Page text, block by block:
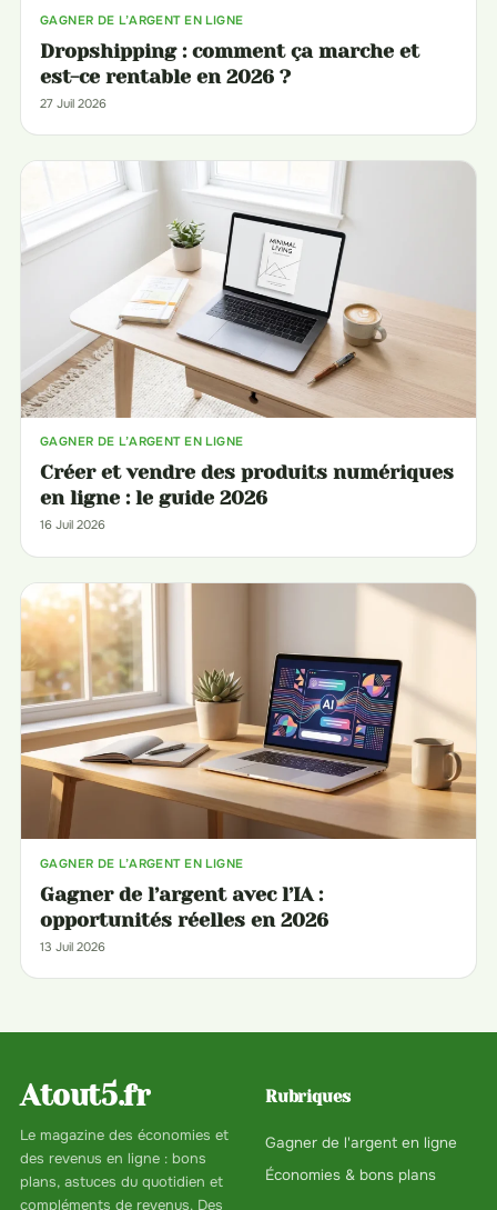
GAGNER DE L’ARGENT EN LIGNE
Dropshipping : comment ça marche et
est-ce rentable en 2026 ?
27 Juil 2026
GAGNER DE L’ARGENT EN LIGNE
Créer et vendre des produits numériques
en ligne : le guide 2026
16 Juil 2026
GAGNER DE L’ARGENT EN LIGNE
Gagner de l’argent avec l’IA :
opportunités réelles en 2026
13 Juil 2026
Atout5.fr
Le magazine des économies et
des revenus en ligne : bons
plans, astuces du quotidien et
compléments de revenus. Des
Rubriques
Gagner de l'argent en ligne
Économies & bons plans